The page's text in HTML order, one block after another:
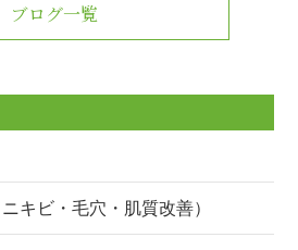
ブログ一覧
キビ・毛穴・肌質改善）